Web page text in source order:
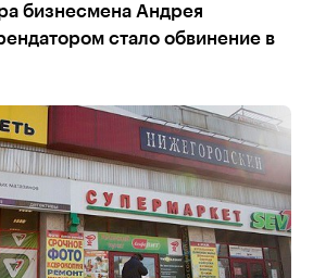
бизнесмена Андрея
стало обвинение в